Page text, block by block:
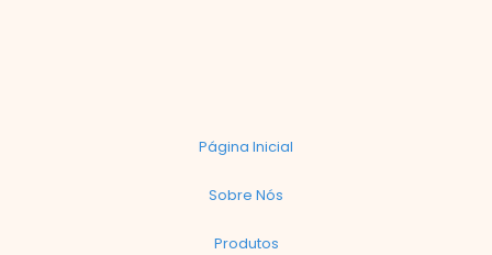
Página Inicial
Sobre Nós
Produtos